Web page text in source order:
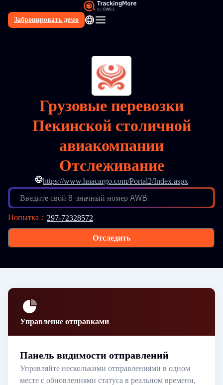
Забронировать демо
RU
Грузовые перевозки
Пекинской столичной
авиакомпании
Отслеживание
https://www.hnacargo.com/Portal2/Index.aspx
Введите свой 8-значный номер AWB.
Попытка ： 297-72328572
Отследить
Управление отправками
Панель видимости отправлений
Управляйте несколькими отправлениями в одном
месте с обновлениями статуса в реальном времени,